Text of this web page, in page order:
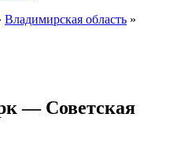
Владимирская область »
— Советская